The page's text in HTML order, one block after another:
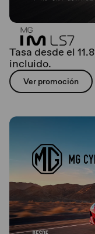
Tasa desde el
incluido.
Ver promoción